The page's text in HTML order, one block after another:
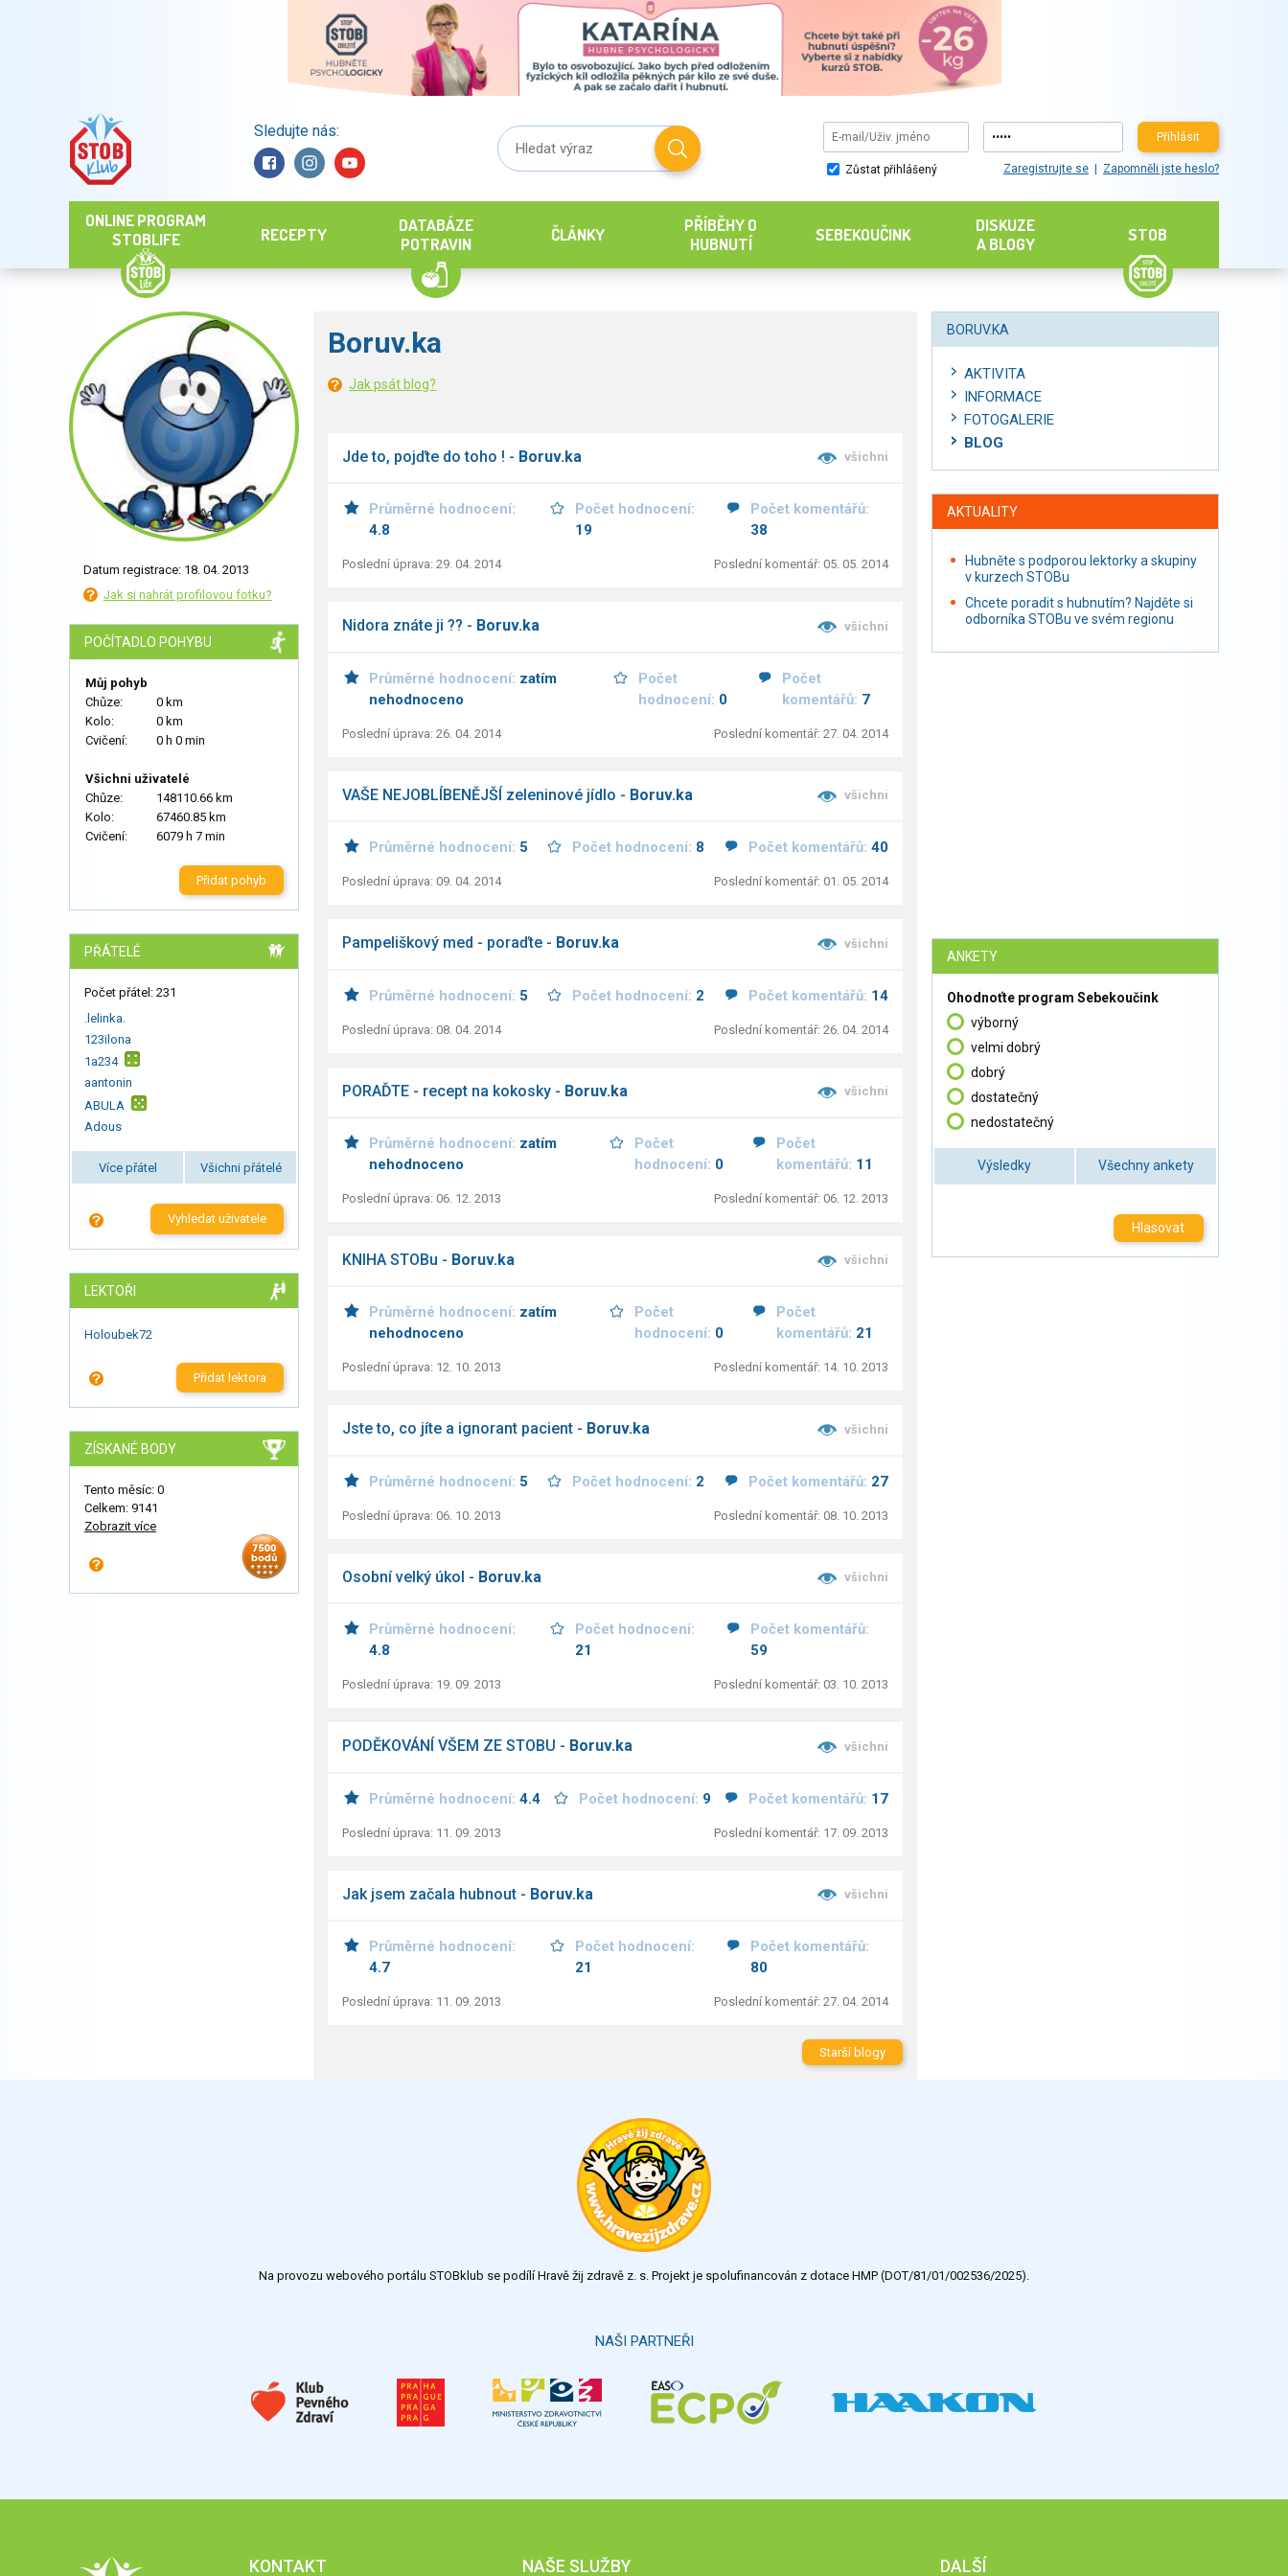
Sledujte nás: Přihlásit
Zůstat přihlášený Zaregistrujte se Zapomněli jste heslo?
ONLINE PROGRAM
STOBLIFE
RECEPTY
DATABÁZE
POTRAVIN
ČLÁNKY
PŘÍBĚHY O
HUBNUTÍ
SEBEKOUČINK
DISKUZE
A BLOGY
STOB
Datum registrace: 18. 04. 2013
Jak si nahrát profilovou fotku?
POČÍTADLO POHYBU
Můj pohyb
Chůze:
0 km
Kolo:
0 km
Cvičení:
0 h 0 min
Všichni uživatelé
Chůze:
148110.66 km
Kolo:
67460.85 km
Cvičení:
6079 h 7 min
Přidat pohyb
PŘÁTELÉ
Počet přátel: 231
.lelinka.
123ilona
1a234
aantonin
ABULA
Adous
Více přátel Všichni přátelé
Vyhledat uživatele
LEKTOŘI
Holoubek72
Přidat lektora
ZÍSKANÉ BODY
Tento měsíc: 0
Celkem: 9141
Zobrazit více
Boruv.ka
Jak psát blog?
Jde to, pojďte do toho ! - Boruv.ka všichni
Průměrné hodnocení:
4.8
Počet hodnocení:
19
Počet komentářů:
38
Poslední úprava: 29. 04. 2014 Poslední komentář: 05. 05. 2014
Nidora znáte ji ?? - Boruv.ka všichni
Průměrné hodnocení: zatím
nehodnoceno
Počet
hodnocení: 0
Počet
komentářů: 7
Poslední úprava: 26. 04. 2014 Poslední komentář: 27. 04. 2014
VAŠE NEJOBLÍBENĚJŠÍ zeleninové jídlo - Boruv.ka všichni
Průměrné hodnocení: 5 Počet hodnocení: 8 Počet komentářů: 40
Poslední úprava: 09. 04. 2014 Poslední komentář: 01. 05. 2014
Pampeliškový med - poraďte - Boruv.ka všichni
Průměrné hodnocení: 5 Počet hodnocení: 2 Počet komentářů: 14
Poslední úprava: 08. 04. 2014 Poslední komentář: 26. 04. 2014
PORAĎTE - recept na kokosky - Boruv.ka všichni
Průměrné hodnocení: zatím
nehodnoceno
Počet
hodnocení: 0
Počet
komentářů: 11
Poslední úprava: 06. 12. 2013 Poslední komentář: 06. 12. 2013
KNIHA STOBu - Boruv.ka všichni
Průměrné hodnocení: zatím
nehodnoceno
Počet
hodnocení: 0
Počet
komentářů: 21
Poslední úprava: 12. 10. 2013 Poslední komentář: 14. 10. 2013
Jste to, co jíte a ignorant pacient - Boruv.ka všichni
Průměrné hodnocení: 5 Počet hodnocení: 2 Počet komentářů: 27
Poslední úprava: 06. 10. 2013 Poslední komentář: 08. 10. 2013
Osobní velký úkol - Boruv.ka všichni
Průměrné hodnocení:
4.8
Počet hodnocení:
21
Počet komentářů:
59
Poslední úprava: 19. 09. 2013 Poslední komentář: 03. 10. 2013
PODĚKOVÁNÍ VŠEM ZE STOBU - Boruv.ka všichni
Průměrné hodnocení: 4.4 Počet hodnocení: 9 Počet komentářů: 17
Poslední úprava: 11. 09. 2013 Poslední komentář: 17. 09. 2013
Jak jsem začala hubnout - Boruv.ka všichni
Průměrné hodnocení:
4.7
Počet hodnocení:
21
Počet komentářů:
80
Poslední úprava: 11. 09. 2013 Poslední komentář: 27. 04. 2014
Starší blogy
BORUV.KA
AKTIVITA
INFORMACE
FOTOGALERIE
BLOG
AKTUALITY
Hubněte s podporou lektorky a skupiny
v kurzech STOBu
Chcete poradit s hubnutím? Najděte si
odborníka STOBu ve svém regionu
ANKETY
Ohodnoťte program Sebekoučink
výborný
velmi dobrý
dobrý
dostatečný
nedostatečný
Výsledky Všechny ankety
Hlasovat
Na provozu webového portálu STOBklub se podílí Hravě žij zdravě z. s. Projekt je spolufinancován z dotace HMP (DOT/81/01/002536/2025).
NAŠI PARTNEŘI
KONTAKT NAŠE SLUŽBY DALŠÍ